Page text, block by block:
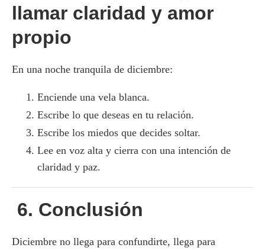
llamar claridad y amor
propio
En una noche tranquila de diciembre:
Enciende una vela blanca.
Escribe lo que deseas en tu relación.
Escribe los miedos que decides soltar.
Lee en voz alta y cierra con una intención de
claridad y paz.
6. Conclusión
Diciembre no llega para confundirte, llega para